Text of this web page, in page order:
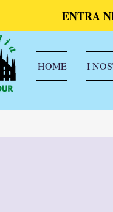
ENTRA
HOME I